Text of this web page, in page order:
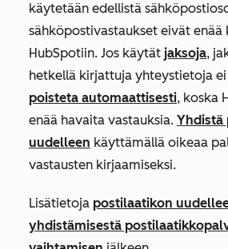
käytetään edellistä
sähköpostivastaukset eivät enää
HubSpotiin. Jos käytät jaksoja,
hetkellä kirjattuja yhteystietoja
poisteta automaattisesti, koska
enää havaita vastauksia. Yhdistä
uudelleen käyttämällä oikeaa
vastausten kirjaamiseksi.
Lisätietoja postilaatikon
yhdistämisestä